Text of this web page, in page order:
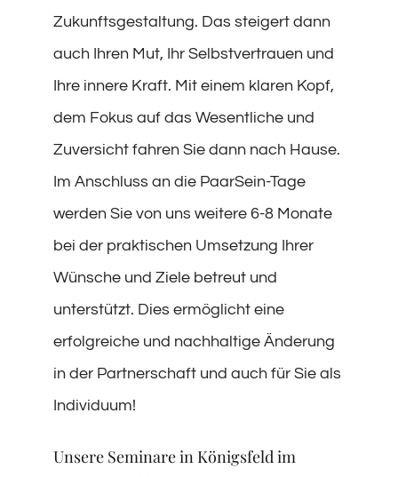
Zukunftsgestaltung. Das steigert dann
auch Ihren Mut, Ihr Selbstvertrauen und
Ihre innere Kraft. Mit einem klaren Kopf,
dem Fokus auf das Wesentliche und
Zuversicht fahren Sie dann nach Hause.
Im Anschluss an die PaarSein-Tage
werden Sie von uns weitere 6-8 Monate
bei der praktischen Umsetzung Ihrer
Wünsche und Ziele betreut und
unterstützt. Dies ermöglicht eine
erfolgreiche und nachhaltige Änderung
in der Partnerschaft und auch für Sie als
Individuum!
Unsere Seminare in Königsfeld im